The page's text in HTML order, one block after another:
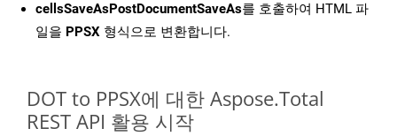
cellsSaveAsPostDocumentSaveAs를 호출하여 HTML 파
일을 PPSX 형식으로 변환합니다.
DOT to PPSX에 대한 Aspose.Total
REST API 활용 시작